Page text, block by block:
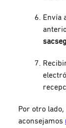
Envía
Por otro lado,
aconsejamos